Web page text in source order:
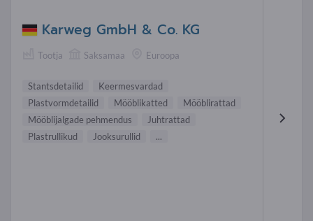
Karweg GmbH & Co. KG
Tootja Saksamaa Euroopa
Stantsdetailid
Keermesvardad
Plastvormdetailid
Mööblikatted
Mööblirattad
Mööblijalgade pehmendus
Juhtrattad
Plastrullikud
Jooksurullid ...